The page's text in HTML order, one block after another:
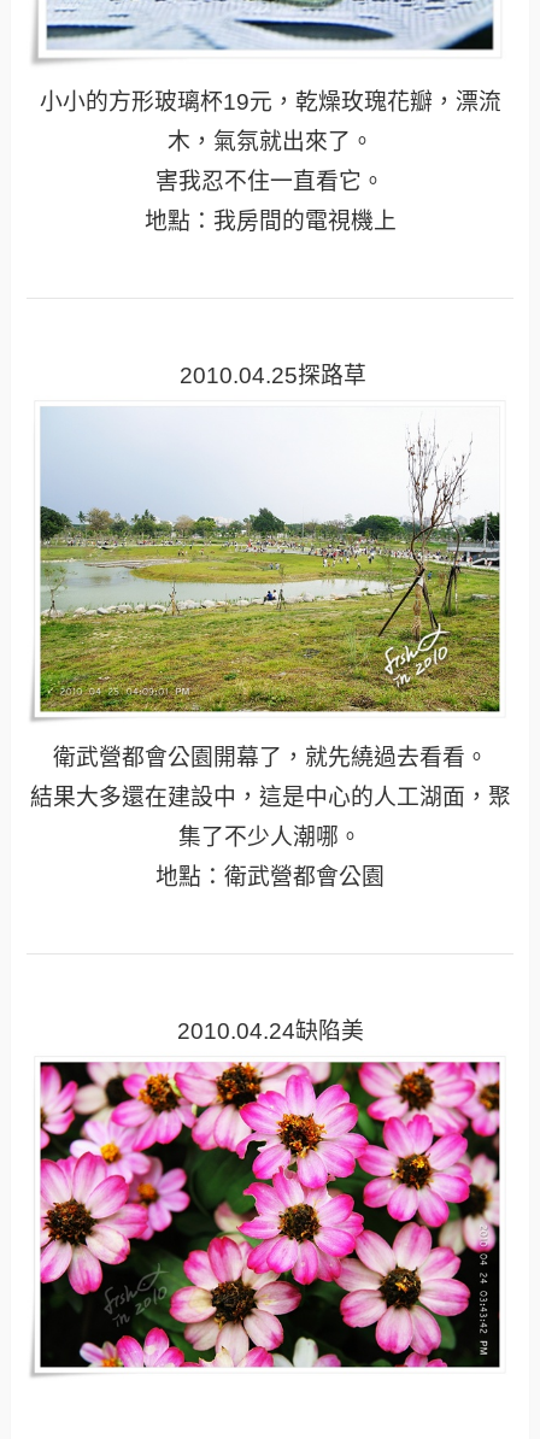
小小的方形玻璃杯19元，乾燥玫瑰花瓣，漂流
木，氣氛就出來了。
害我忍不住一直看它。
地點：我房間的電視機上
2010.04.25探路草
衛武營都會公園開幕了，就先繞過去看看。
結果大多還在建設中，這是中心的人工湖面，聚
集了不少人潮哪。
地點：衛武營都會公園
2010.04.24缺陷美